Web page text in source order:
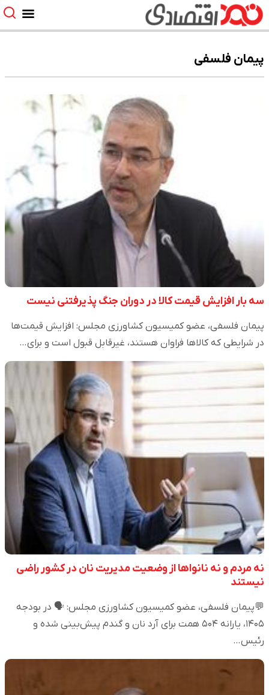
پیمان فلسفی
سه بار افزایش قیمت کالا در دوران جنگ پذیرفتنی نیست
پیمان فلسفی، عضو کمیسیون کشاورزی مجلس: افزایش قیمت‌ها
در شرایطی که کالاها فراوان هستند، غیرقابل قبول است و برای…
نه مردم و نه نانواها از وضعیت مدیریت نان در کشور راضی
نیستند
💬پیمان فلسفی، عضو کمیسیون کشاورزی مجلس: 🗣️ در بودجه
۱۴۰۵، یارانه ۵۰۴ همت برای آرد نان و گندم پیش‌بینی شده و
رئیس…